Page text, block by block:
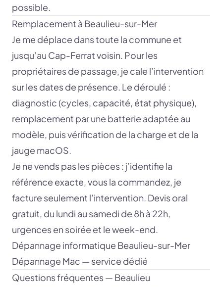
possible.
Remplacement à Beaulieu-sur-Mer
Je me déplace dans toute la commune et
jusqu’au Cap-Ferrat voisin. Pour les
propriétaires de passage, je cale l’intervention
sur les dates de présence. Le déroulé :
diagnostic (cycles, capacité, état physique),
remplacement par une batterie adaptée au
modèle, puis vérification de la charge et de la
jauge macOS.
Je ne vends pas les pièces : j’identifie la
référence exacte, vous la commandez, je
facture seulement l’intervention. Devis oral
gratuit, du lundi au samedi de 8h à 22h,
urgences en soirée et le week-end.
Dépannage informatique Beaulieu-sur-Mer
Dépannage Mac — service dédié
Questions fréquentes — Beaulieu